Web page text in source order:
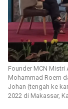
Founder MCN Mistri
Mohammad Roem
Johan (tengah ke
2022 di Makassar,